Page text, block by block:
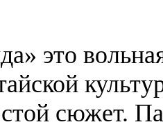
это
сюжет.